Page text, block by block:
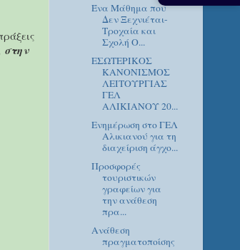
στην
Ένα Μάθημα που
Δεν Ξεχνιέται-
Τροχαία και
Σχολή Ο...
ΕΣΩΤΕΡΙΚΟΣ
ΚΑΝΟΝΙΣΜΟΣ
ΛΕΙΤΟΥΡΓΙΑΣ
ΓΕΛ
ΑΛΙΚΙΑΝΟΥ 20...
Ενημέρωση στο ΓΕΛ
Αλικιανού για τη
διαχείριση άγχο...
Προσφορές
τουριστικών
γραφείων για
την ανάθεση
πρα...
Ανάθεση
πραγματοποίσης